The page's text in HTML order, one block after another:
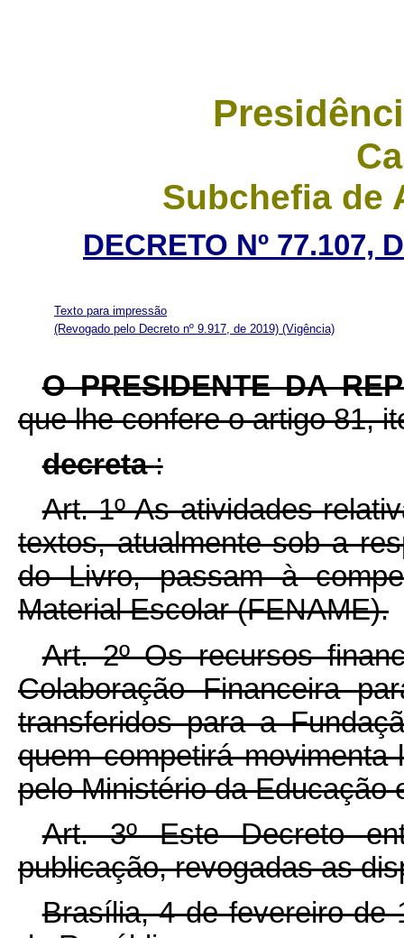
Subchefia de
DECRETO Nº 77.107,
Texto para impressão
(Revogado pelo Decreto nº 9.917, de 2019) (Vigência)
O PRESIDENTE DA
que lhe confere o artigo 81,
decreta:
Art. 1º As atividades
textos, atualmente sob a
do Livro, passam à
Material Escolar (FENAME).
Art. 2º Os recursos
Colaboração Financeira
transferidos para a
quem competirá
pelo Ministério da Educação
Art. 3º Este Decreto
publicação, revogadas as
Brasília, 4 de fevereiro de